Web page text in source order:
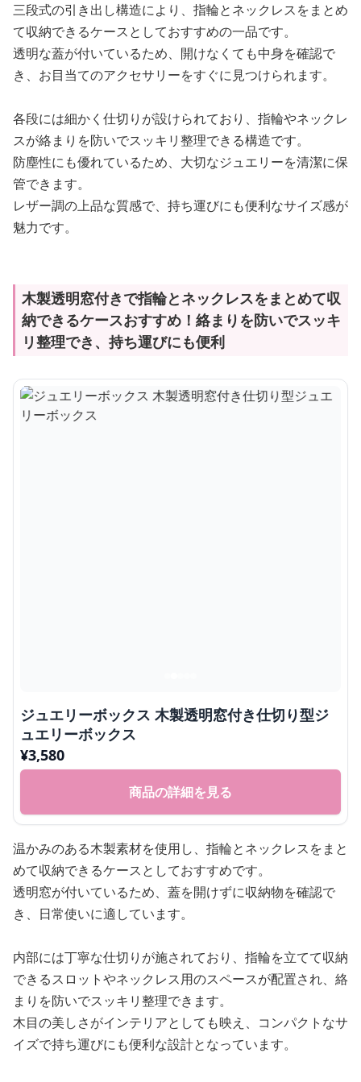
三段式の引き出し構造により、指輪とネックレスをまとめ
て収納できるケースとしておすすめの一品です。
透明な蓋が付いているため、開けなくても中身を確認で
き、お目当てのアクセサリーをすぐに見つけられます。
各段には細かく仕切りが設けられており、指輪やネックレ
スが絡まりを防いでスッキリ整理できる構造です。
防塵性にも優れているため、大切なジュエリーを清潔に保
管できます。
レザー調の上品な質感で、持ち運びにも便利なサイズ感が
魅力です。
木製透明窓付きで指輪とネックレスをまとめて収
納できるケースおすすめ！絡まりを防いでスッキ
リ整理でき、持ち運びにも便利
ジュエリーボックス 木製透明窓付き仕切り型ジ
ュエリーボックス
¥3,580
商品の詳細を見る
温かみのある木製素材を使用し、指輪とネックレスをまと
めて収納できるケースとしておすすめです。
透明窓が付いているため、蓋を開けずに収納物を確認で
き、日常使いに適しています。
内部には丁寧な仕切りが施されており、指輪を立てて収納
できるスロットやネックレス用のスペースが配置され、絡
まりを防いでスッキリ整理できます。
木目の美しさがインテリアとしても映え、コンパクトなサ
イズで持ち運びにも便利な設計となっています。